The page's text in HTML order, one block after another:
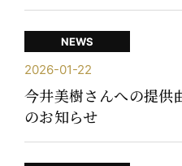
NEWS
2026-01-22
今井美樹さんへの提供
のお知らせ